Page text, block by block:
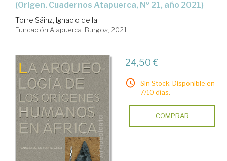
(Origen. Cuadernos Atapuerca, Nº 21, año 2021)
Torre Sáinz, Ignacio de la
Fundación Atapuerca. Burgos, 2021
24,50 €
Sin Stock. Disponible en
7/10 días.
COMPRAR